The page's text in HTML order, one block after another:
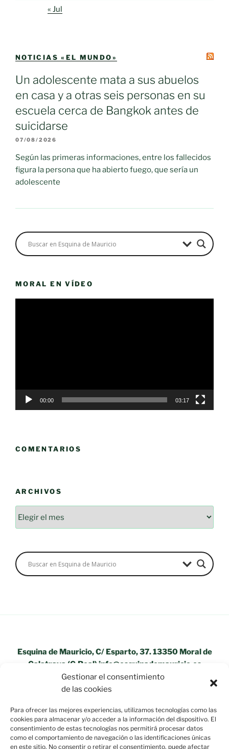
Gestionar el consentimiento
de las cookies
Para ofrecer las mejores experiencias, utilizamos tecnologías como las
cookies para almacenar y/o acceder a la información del dispositivo. El
consentimiento de estas tecnologías nos permitirá procesar datos
como el comportamiento de navegación o las identificaciones únicas
en este sitio. No consentir o retirar el consentimiento, puede afectar
« Jul
NOTICIAS «EL MUNDO»
Un adolescente mata a sus abuelos
en casa y a otras seis personas en su
escuela cerca de Bangkok antes de
suicidarse
07/08/2026
Según las primeras informaciones, entre los fallecidos
figura la persona que ha abierto fuego, que sería un
adolescente
MORAL EN VÍDEO
00:00 03:17
COMENTARIOS
ARCHIVOS
Esquina de Mauricio, C/ Esparto, 37. 13350 Moral de
Calatrava (C.Real) info@esquinademauricio.es
«Aviso Legal»